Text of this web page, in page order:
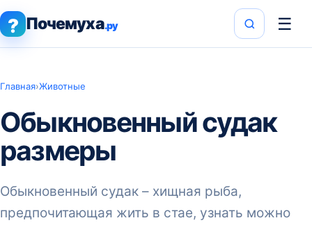
? Почемуха.ру ☰
Главная›Животные
Обыкновенный судак
размеры
Обыкновенный судак – хищная рыба,
предпочитающая жить в стае, узнать можно